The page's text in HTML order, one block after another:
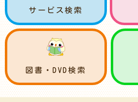
サービス検索
図書・DVD検索